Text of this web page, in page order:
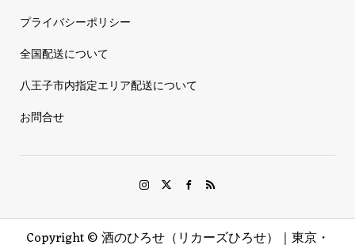
プライバシーポリシー
全国配送について
八王子市内指定エリア配送について
お問合せ
Copyright ©酒のひろせ（リカーズひろせ）｜東京・